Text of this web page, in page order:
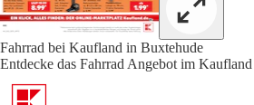
Fahrrad bei Kaufland in Buxtehude
Entdecke das Fahrrad Angebot im